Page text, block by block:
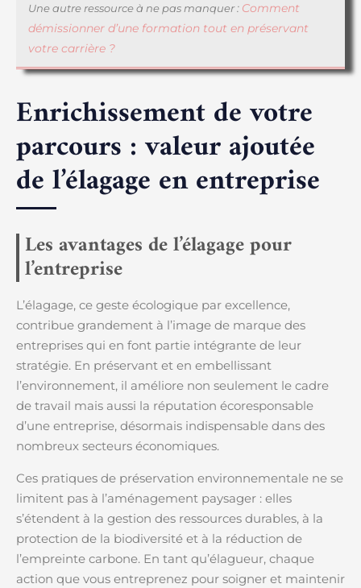
Une autre ressource à ne pas manquer : Comment
démissionner d’une formation tout en préservant
votre carrière ?
Enrichissement de votre
parcours : valeur ajoutée
de l’élagage en entreprise
Les avantages de l’élagage pour
l’entreprise
L’élagage, ce geste écologique par excellence,
contribue grandement à l’image de marque des
entreprises qui en font partie intégrante de leur
stratégie. En préservant et en embellissant
l’environnement, il améliore non seulement le cadre
de travail mais aussi la réputation écoresponsable
d’une entreprise, désormais indispensable dans des
nombreux secteurs économiques.
Ces pratiques de préservation environnementale ne se
limitent pas à l’aménagement paysager : elles
s’étendent à la gestion des ressources durables, à la
protection de la biodiversité et à la réduction de
l’empreinte carbone. En tant qu’élagueur, chaque
action que vous entreprenez pour soigner et maintenir